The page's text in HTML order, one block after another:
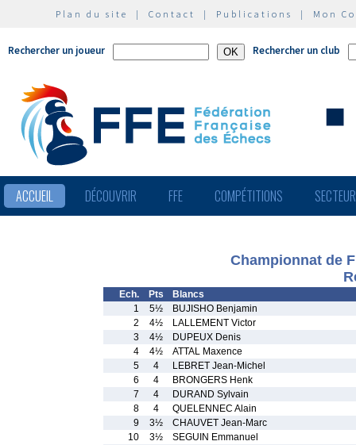
Plan du site | Contact | Publications | Mon
Rechercher un joueur Rechercher un club
ACCUEIL DÉCOUVRIR FFE COMPÉTITIONS
Championnat de
Ech. Pts
Blancs
1
5½
BUJISHO Benjamin
2
4½
LALLEMENT Victor
3
4½
DUPEUX Denis
4
4½
ATTAL Maxence
5
4
LEBRET Jean-Michel
6
4
BRONGERS Henk
7
4
DURAND Sylvain
8
4
QUELENNEC Alain
9
3½
CHAUVET Jean-Marc
10
3½
SEGUIN Emmanuel